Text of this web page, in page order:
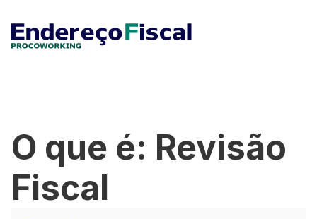
O que é: Revisão
Fiscal